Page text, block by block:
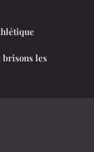
brisons les